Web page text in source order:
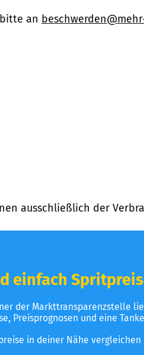
an
ausschließlich der
einfach
der Markttransparenzstelle
Preisprognosen und eine
in deiner Nähe vergleichen